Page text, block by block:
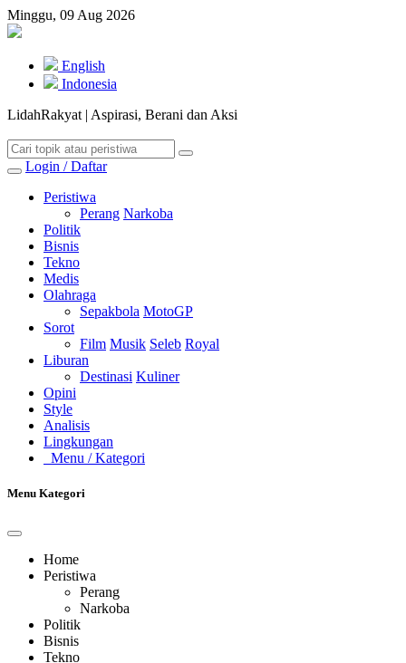
Minggu, 09 Aug 2026
English
Indonesia
LidahRakyat | Aspirasi, Berani dan Aksi
Login / Daftar
Peristiwa
Perang Narkoba
Politik
Bisnis
Tekno
Medis
Olahraga
Sepakbola MotoGP
Sorot
Film Musik Seleb Royal
Liburan
Destinasi Kuliner
Opini
Style
Analisis
Lingkungan
Menu / Kategori
Menu Kategori
Home
Peristiwa
Perang
Narkoba
Politik
Bisnis
Tekno